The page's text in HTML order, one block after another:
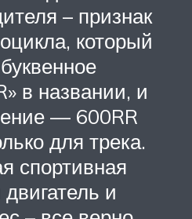
– признак
который
в названии, и
— 600RR
для трека.
спортивная
и